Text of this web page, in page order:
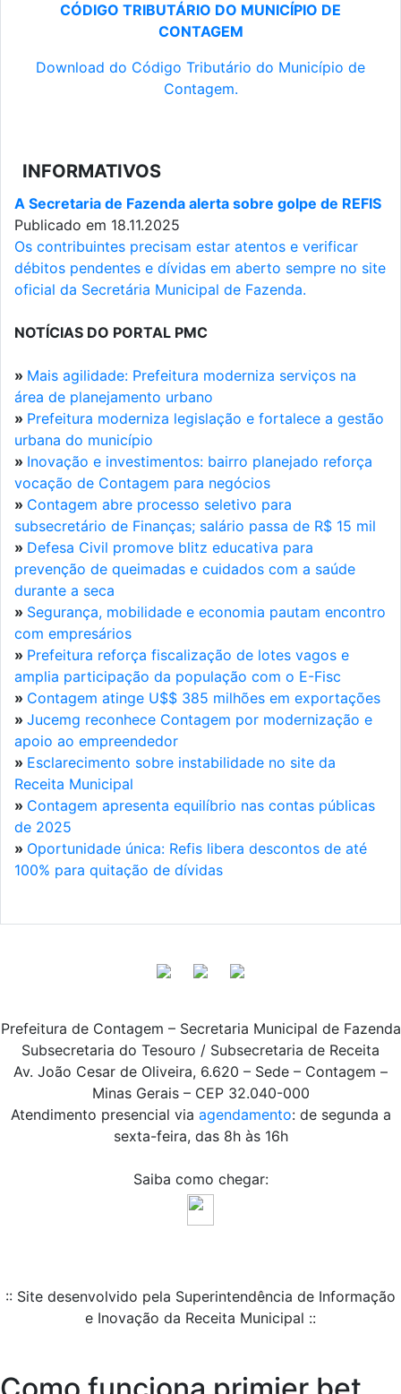
CÓDIGO TRIBUTÁRIO DO MUNICÍPIO DE
CONTAGEM
Download do Código Tributário do Município de
Contagem.
INFORMATIVOS
A Secretaria de Fazenda alerta sobre golpe de REFIS
Publicado em 18.11.2025
Os contribuintes precisam estar atentos e verificar
débitos pendentes e dívidas em aberto sempre no site
oficial da Secretária Municipal de Fazenda.
NOTÍCIAS DO PORTAL PMC
» Mais agilidade: Prefeitura moderniza serviços na
área de planejamento urbano
» Prefeitura moderniza legislação e fortalece a gestão
urbana do município
» Inovação e investimentos: bairro planejado reforça
vocação de Contagem para negócios
» Contagem abre processo seletivo para
subsecretário de Finanças; salário passa de R$ 15 mil
» Defesa Civil promove blitz educativa para
prevenção de queimadas e cuidados com a saúde
durante a seca
» Segurança, mobilidade e economia pautam encontro
com empresários
» Prefeitura reforça fiscalização de lotes vagos e
amplia participação da população com o E-Fisc
» Contagem atinge U$$ 385 milhões em exportações
» Jucemg reconhece Contagem por modernização e
apoio ao empreendedor
» Esclarecimento sobre instabilidade no site da
Receita Municipal
» Contagem apresenta equilíbrio nas contas públicas
de 2025
» Oportunidade única: Refis libera descontos de até
100% para quitação de dívidas
Prefeitura de Contagem – Secretaria Municipal de Fazenda
Subsecretaria do Tesouro / Subsecretaria de Receita
Av. João Cesar de Oliveira, 6.620 – Sede – Contagem –
Minas Gerais – CEP 32.040-000
Atendimento presencial via agendamento: de segunda a
sexta-feira, das 8h às 16h
Saiba como chegar:
:: Site desenvolvido pela Superintendência de Informação
e Inovação da Receita Municipal ::